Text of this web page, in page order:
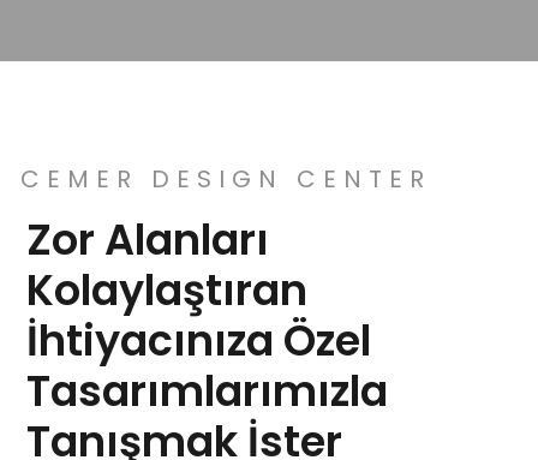
CEMER DESIGN CENTER
Zor Alanları
Kolaylaştıran
İhtiyacınıza Özel
Tasarımlarımızla
Tanışmak İster